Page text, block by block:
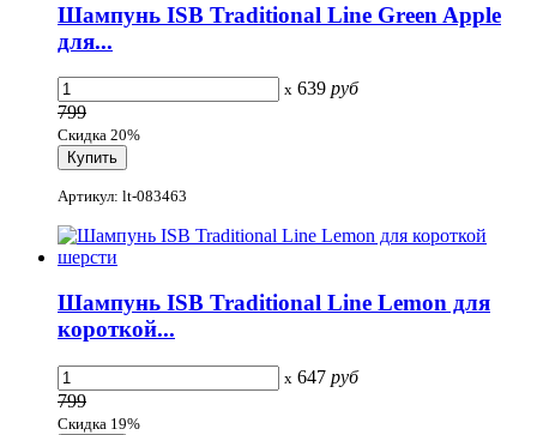
Шампунь ISB Traditional Line Green Apple
для...
x 639 руб
799
Скидка 20%
Артикул: lt-083463
Шампунь ISB Traditional Line Lemon для
короткой...
x 647 руб
799
Скидка 19%